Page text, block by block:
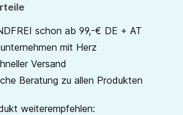
schon ab 99,-€ DE + AT
mit Herz
Versand
Beratung zu allen Produkten
weiterempfehlen: